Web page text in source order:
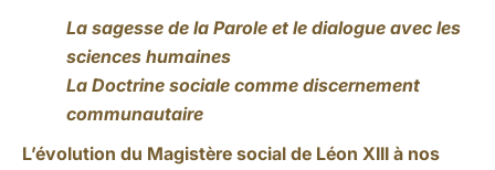
La sagesse de la Parole et le dialogue avec les
sciences humaines
La Doctrine sociale comme discernement
communautaire
L’évolution du Magistère social de Léon XIII à nos